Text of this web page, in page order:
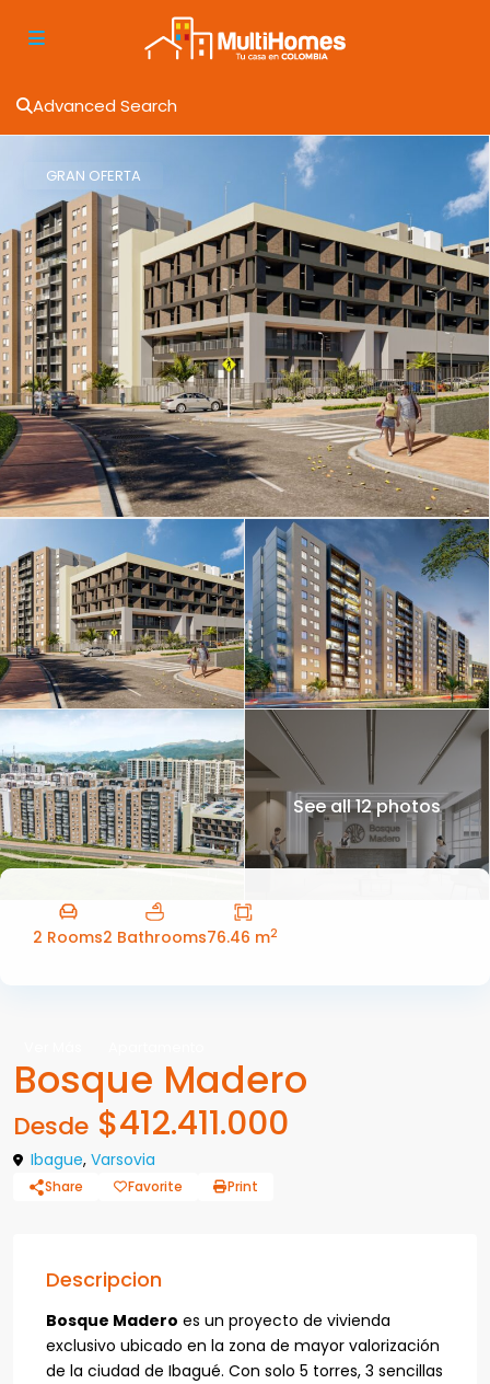
Advanced Search
GRAN OFERTA
See all 12 photos
2 Rooms2 Bathrooms76.46 m2
Bosque Madero
Desde $412.411.000
Ibague, Varsovia
Share Favorite Print
Descripcion
Bosque Madero es un proyecto de vivienda
exclusivo ubicado en la zona de mayor valorización
de la ciudad de Ibagué. Con solo 5 torres, 3 sencillas